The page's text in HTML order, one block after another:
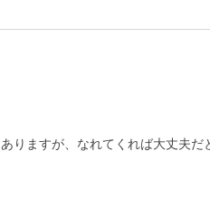
ますが、なれてくれば大丈夫